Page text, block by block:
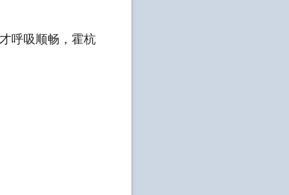
呼吸顺畅，霍杭